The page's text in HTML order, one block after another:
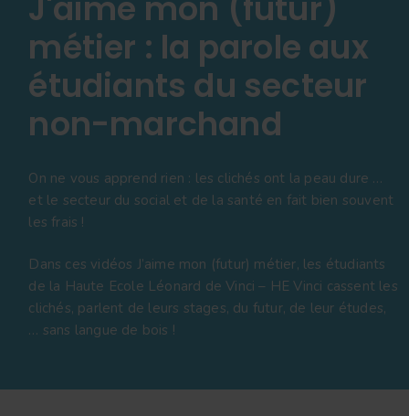
métier : la parole aux
étudiants du secteur
non-marchand
On ne vous apprend rien : les clichés ont la peau dure …
et le secteur du social et de la santé en fait bien souvent
les frais !
Dans ces vidéos J’aime mon (futur) métier, les étudiants
de la Haute Ecole Léonard de Vinci – HE Vinci cassent les
clichés, parlent de leurs stages, du futur, de leur études,
… sans langue de bois !